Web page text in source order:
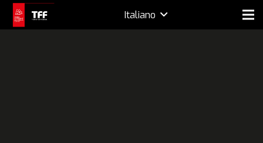
Italiano